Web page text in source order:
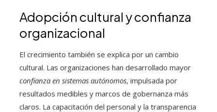
Adopción cultural y confianza
organizacional
El crecimiento también se explica por un cambio
cultural. Las organizaciones han desarrollado mayor
confianza en sistemas autónomos, impulsada por
resultados medibles y marcos de gobernanza más
claros. La capacitación del personal y la transparencia